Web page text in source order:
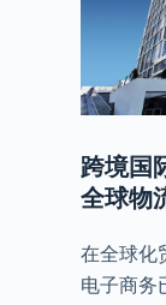
跨境国
全球物
在全球化
电子商务